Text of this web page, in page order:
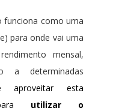
funciona como uma
para onde vai uma
mensal,
a determinadas
aproveitar esta
utilizar o